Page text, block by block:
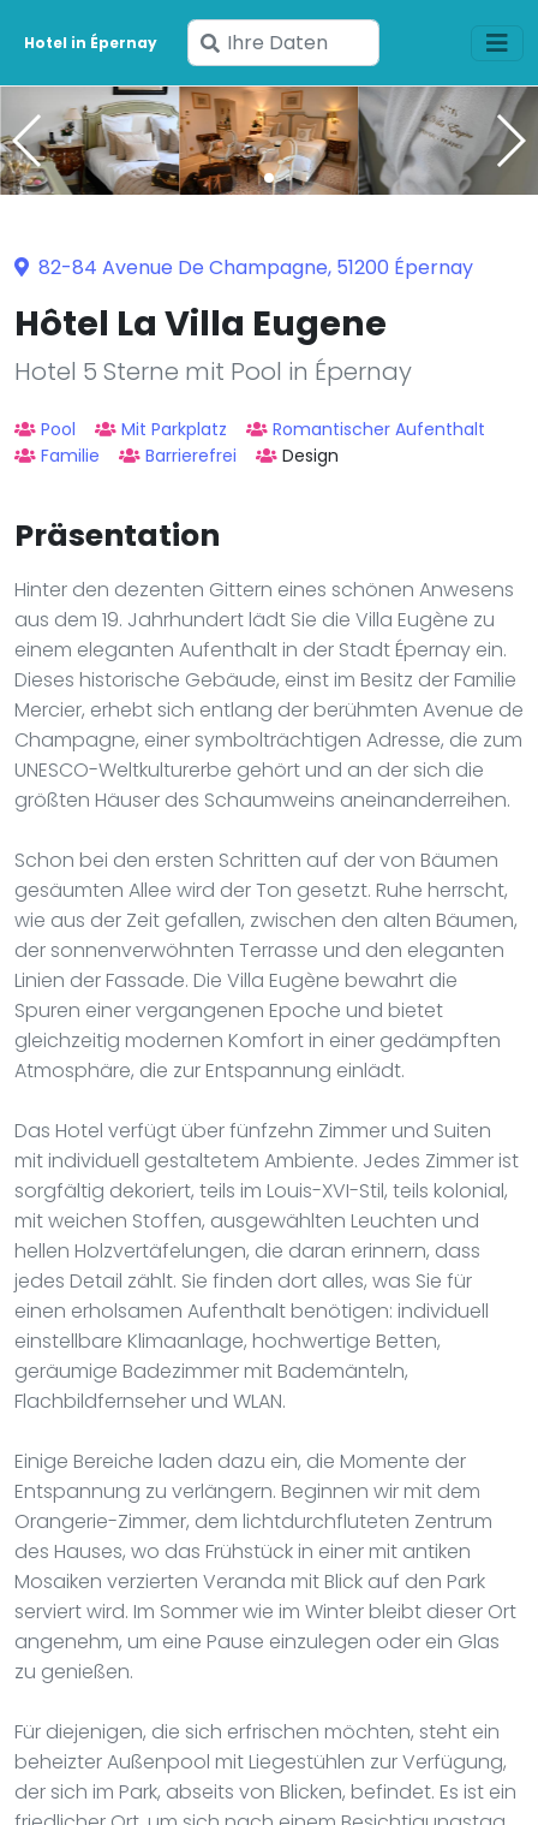
Hotel in Épernay
Geben
Sie
Ihre
Daten
ein
82-84 Avenue De Champagne, 51200 Épernay
Hôtel La Villa Eugene
Hotel 5 Sterne mit Pool in Épernay
Pool Mit Parkplatz
Romantischer Aufenthalt
Familie
Barrierefrei Design
Präsentation
Hinter den dezenten Gittern eines schönen Anwesens
aus dem 19. Jahrhundert lädt Sie die Villa Eugène zu
einem eleganten Aufenthalt in der Stadt Épernay ein.
Dieses historische Gebäude, einst im Besitz der Familie
Mercier, erhebt sich entlang der berühmten Avenue de
Champagne, einer symbolträchtigen Adresse, die zum
UNESCO-Weltkulturerbe gehört und an der sich die
größten Häuser des Schaumweins aneinanderreihen.
Schon bei den ersten Schritten auf der von Bäumen
gesäumten Allee wird der Ton gesetzt. Ruhe herrscht,
wie aus der Zeit gefallen, zwischen den alten Bäumen,
der sonnenverwöhnten Terrasse und den eleganten
Linien der Fassade. Die Villa Eugène bewahrt die
Spuren einer vergangenen Epoche und bietet
gleichzeitig modernen Komfort in einer gedämpften
Atmosphäre, die zur Entspannung einlädt.
Das Hotel verfügt über fünfzehn Zimmer und Suiten
mit individuell gestaltetem Ambiente. Jedes Zimmer ist
sorgfältig dekoriert, teils im Louis-XVI-Stil, teils kolonial,
mit weichen Stoffen, ausgewählten Leuchten und
hellen Holzvertäfelungen, die daran erinnern, dass
jedes Detail zählt. Sie finden dort alles, was Sie für
einen erholsamen Aufenthalt benötigen: individuell
einstellbare Klimaanlage, hochwertige Betten,
geräumige Badezimmer mit Bademänteln,
Flachbildfernseher und WLAN.
Einige Bereiche laden dazu ein, die Momente der
Entspannung zu verlängern. Beginnen wir mit dem
Orangerie-Zimmer, dem lichtdurchfluteten Zentrum
des Hauses, wo das Frühstück in einer mit antiken
Mosaiken verzierten Veranda mit Blick auf den Park
serviert wird. Im Sommer wie im Winter bleibt dieser Ort
angenehm, um eine Pause einzulegen oder ein Glas
zu genießen.
Für diejenigen, die sich erfrischen möchten, steht ein
beheizter Außenpool mit Liegestühlen zur Verfügung,
der sich im Park, abseits von Blicken, befindet. Es ist ein